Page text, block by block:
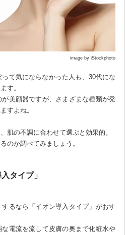
image by iStockphoto
て気にならなかった人も、30代にな
す。
美顔器ですが、さまざまな種類が発
すよね。
肌の不調に合わせて選ぶと効果的。
のか調べてみましょう。
タイプ」
るなら「イオン導入タイプ」がおす
電流を流して皮膚の奥まで化粧水や